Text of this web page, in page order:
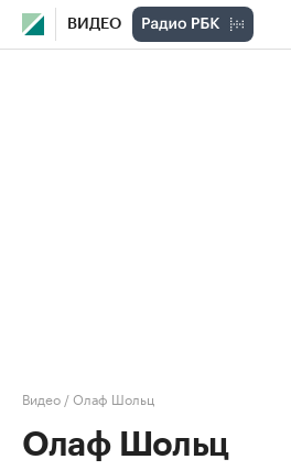
ВИДЕО
Видео /Олаф Шольц
Олаф Шольц